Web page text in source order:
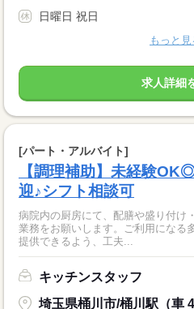
日曜日 祝日
もっと見
求人詳細
[パート・アルバイト]
【調理補助】未経験
迎♪シフト相談可
病院内の厨房にて、配膳や盛り付け
業務をお願いします。ご利用になる
提供できるよう、工夫...
キッチンスタッフ
埼玉県桶川市/桶川駅（車 4